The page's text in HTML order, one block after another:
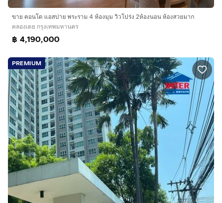
🛏️ เตียงนอน
👔 ตู้เสื้อผ้า
🪑 โต๊ะ
🛋️ โซฟา
❄️ เครื่องปรับอากาศ 2 เครื่อง
🧊 ตู้เย็น
🧺 เครื่องซักผ้า
🍽️ ไมโครเวฟ
🚿 เครื่องทำน้ำอุ่น
🍳 เตาไฟฟ้า
━━━━━━━━━━━━━━━━━━
🏊‍♂️ สิ่งอำนวยความสะดวก
🏊 สระว่ายน้ำ
ขาย คอนโด แอสปาย พระราม 4 ห้องมุม วิวโปร่ง 2ห้องนอน ห้องสวยมาก
คลองเตย กรุงเทพมหานคร
฿ 4,190,000
PREMIUM